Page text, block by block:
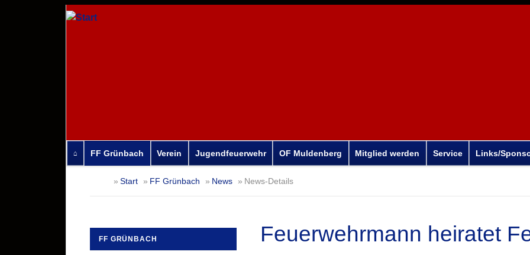
FF Grünbach Verein Jugendfeuerwehr OF Muldenberg Mitglied werden Service Links/
überspringen
Start FF Grünbach News News-Details
Feuerwehrmann heiratet
FF GRÜNBACH